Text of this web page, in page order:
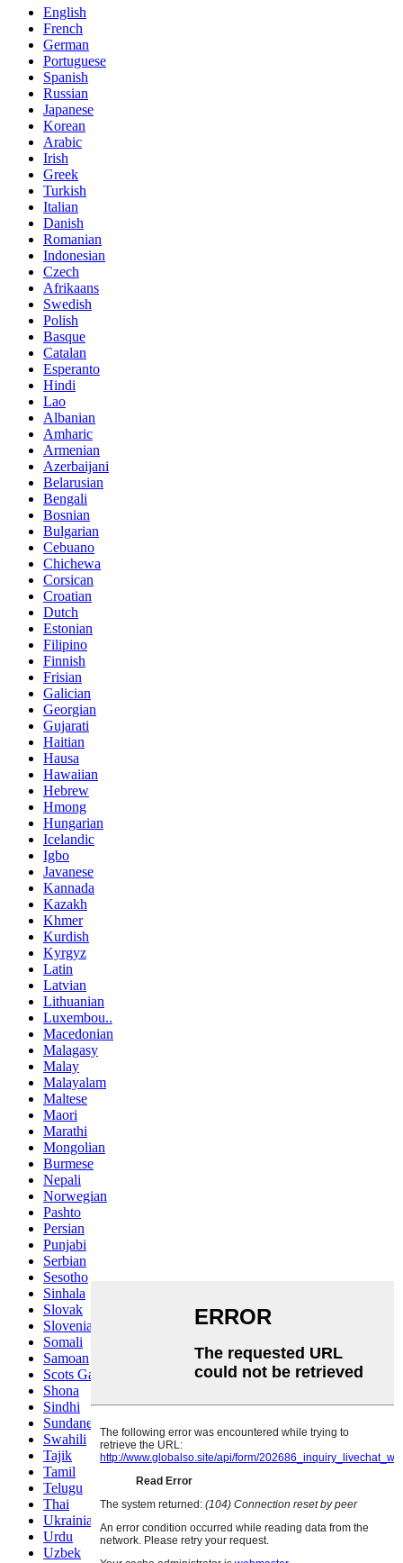
English
French
German
Portuguese
Spanish
Russian
Japanese
Korean
Arabic
Irish
Greek
Turkish
Italian
Danish
Romanian
Indonesian
Czech
Afrikaans
Swedish
Polish
Basque
Catalan
Esperanto
Hindi
Lao
Albanian
Amharic
Armenian
Azerbaijani
Belarusian
Bengali
Bosnian
Bulgarian
Cebuano
Chichewa
Corsican
Croatian
Dutch
Estonian
Filipino
Finnish
Frisian
Galician
Georgian
Gujarati
Haitian
Hausa
Hawaiian
Hebrew
Hmong
Hungarian
Icelandic
Igbo
Javanese
Kannada
Kazakh
Khmer
Kurdish
Kyrgyz
Latin
Latvian
Lithuanian
Luxembou..
Macedonian
Malagasy
Malay
Malayalam
Maltese
Maori
Marathi
Mongolian
Burmese
Nepali
Norwegian
Pashto
Persian
Punjabi
Serbian
Sesotho
Sinhala
Slovak
Slovenian
Somali
Samoan
Scots Gaelic
Shona
Sindhi
Sundanese
Swahili
Tajik
Tamil
Telugu
Thai
Ukrainian
Urdu
Uzbek